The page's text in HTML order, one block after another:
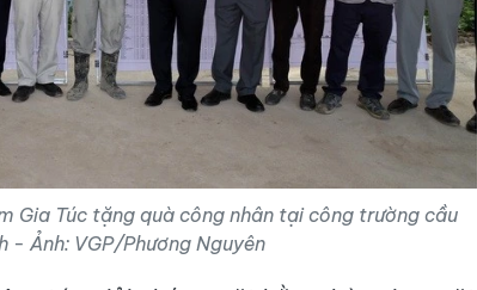
Gia Túc tặng quà công nhân tại công trường cầu
- Ảnh: VGP/Phương Nguyên